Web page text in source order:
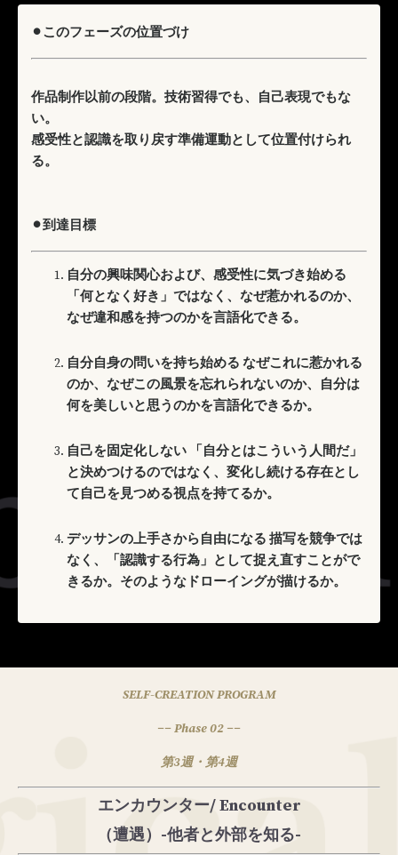
⚫︎このフェーズの位置づけ
作品制作以前の段階。技術習得でも、自己表現でもな
い。
感受性と認識を取り戻す準備運動として位置付けられ
る。
⚫︎到達目標
自分の興味関心および、感受性に気づき始める
「何となく好き」ではなく、なぜ惹かれるのか、
なぜ違和感を持つのかを言語化できる。
自分自身の問いを持ち始める なぜこれに惹かれる
のか、なぜこの風景を忘れられないのか、自分は
何を美しいと思うのかを言語化できるか。
自己を固定化しない 「自分とはこういう人間だ」
と決めつけるのではなく、変化し続ける存在とし
て自己を見つめる視点を持てるか。
デッサンの上手さから自由になる 描写を競争では
なく、「認識する行為」として捉え直すことがで
きるか。そのようなドローイングが描けるか。
SELF-CREATION PROGRAM
−− Phase 02 −−
第3週・第4週
エンカウンター/ Encounter
（遭遇） -他者と外部を知る-